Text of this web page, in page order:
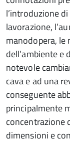
l’introduzione
lavorazione,
manodopera,
dell’ambiente
notevole
cava e ad una
conseguente
principalmente
concentrazione
dimensioni e